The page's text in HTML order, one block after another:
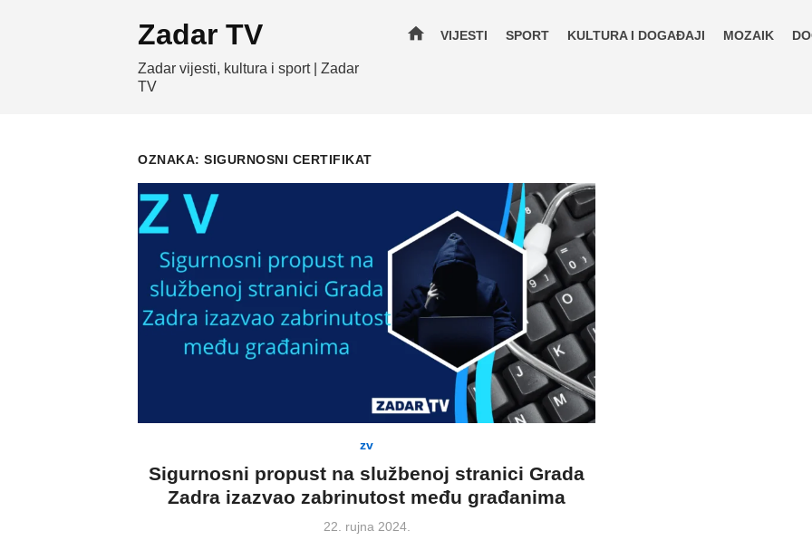
Zadar TV
Zadar vijesti, kultura i sport | Zadar
TV
home VIJESTI SPORT KULTURA I DOGAĐAJI MOZAIK
OZNAKA: SIGURNOSNI CERTIFIKAT
zv
Sigurnosni propust na službenoj stranici Grada
Zadra izazvao zabrinutost među građanima
Posted
22. rujna 2024.